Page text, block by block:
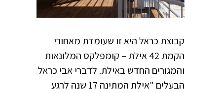
קבוצת כראל היא זו שעומדת מאחורי
הקמת 42 אילת – קומפלקס המלונאות
והמגורים החדש באילת. לדברי אבי כראל
הבעלים "אילת המתינה 17 שנה לרגע